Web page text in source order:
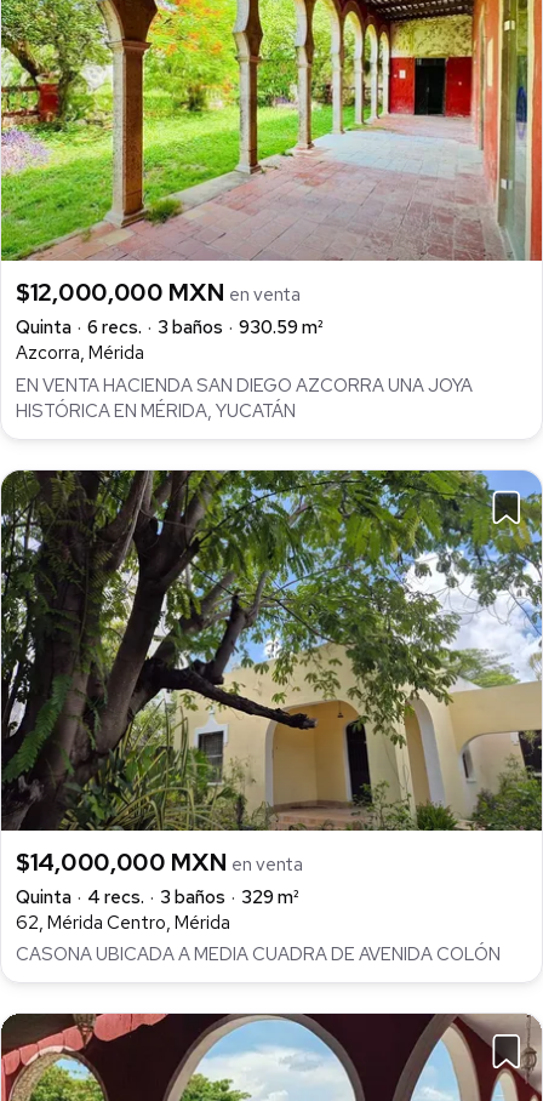
$12,000,000 MXN en venta
Quinta
6 recs. 3 baños
930.59 m²
Azcorra, Mérida
EN VENTA HACIENDA SAN DIEGO AZCORRA UNA JOYA
HISTÓRICA EN MÉRIDA, YUCATÁN
$14,000,000 MXN en venta
Quinta
4 recs. 3 baños
329 m²
62, Mérida Centro, Mérida
CASONA UBICADA A MEDIA CUADRA DE AVENIDA COLÓN